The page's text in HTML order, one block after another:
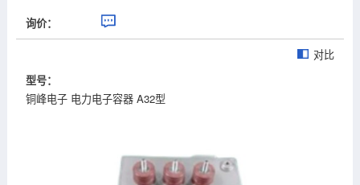
询价：
型号：
铜峰电子 电力电子容器 A32型
对比